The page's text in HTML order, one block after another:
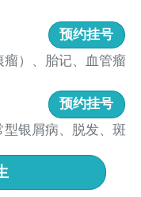
预约挂号
）、胎记、血管瘤
预约挂号
银屑病、脱发、斑